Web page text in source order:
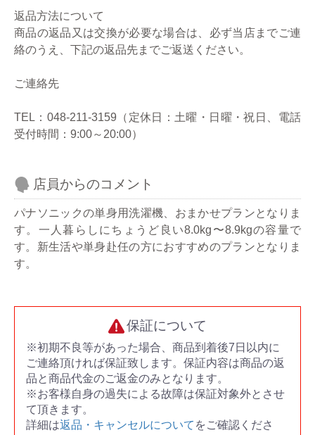
返品方法について
商品の返品又は交換が必要な場合は、必ず当店までご連
絡のうえ、下記の返品先までご返送ください。
ご連絡先
TEL：048-211-3159（定休日：土曜・日曜・祝日、電話
受付時間：9:00～20:00）
店員からのコメント
パナソニックの単身用洗濯機、おまかせプランとなりま
す。一人暮らしにちょうど良い8.0kg〜8.9kgの容量で
す。新生活や単身赴任の方におすすめのプランとなりま
す。
保証について
※初期不良等があった場合、商品到着後7日以内に
ご連絡頂ければ保証致します。保証内容は商品の返
品と商品代金のご返金のみとなります。
※お客様自身の過失による故障は保証対象外とさせ
て頂きます。
詳細は返品・キャンセルについて をご確認くださ